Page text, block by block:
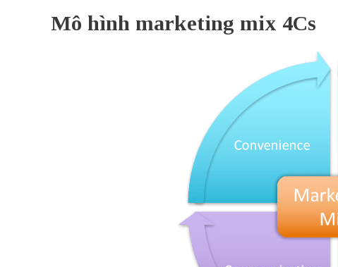
Mô hình marketing mix 4Cs